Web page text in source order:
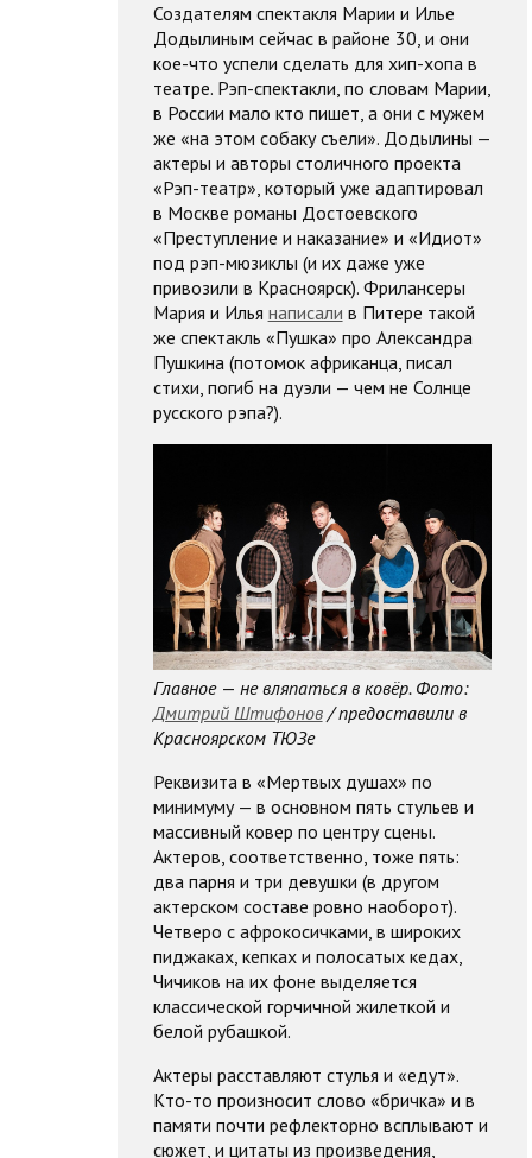
Создателям спектакля Марии и Илье
Додылиным сейчас в районе 30, и они
кое-что успели сделать для хип-хопа в
театре. Рэп-спектакли, по словам Марии,
в России мало кто пишет, а они с мужем
же «на этом собаку съели». Додылины —
актеры и авторы столичного проекта
«Рэп-театр», который уже адаптировал
в Москве романы Достоевского
«Преступление и наказание» и «Идиот»
под рэп-мюзиклы (и их даже уже
привозили в Красноярск). Фрилансеры
Мария и Илья написали в Питере такой
же спектакль «Пушка» про Александра
Пушкина (потомок африканца, писал
стихи, погиб на дуэли — чем не Солнце
русского рэпа?).
Главное — не вляпаться в ковёр. Фото:
Дмитрий Штифонов/ предоставили в
Красноярском ТЮЗе
Реквизита в «Мертвых душах» по
минимуму — в основном пять стульев и
массивный ковер по центру сцены.
Актеров, соответственно, тоже пять:
два парня и три девушки (в другом
актерском составе ровно наоборот).
Четверо с афрокосичками, в широких
пиджаках, кепках и полосатых кедах,
Чичиков на их фоне выделяется
классической горчичной жилеткой и
белой рубашкой.
Актеры расставляют стулья и «едут».
Кто-то произносит слово «бричка» и в
памяти почти рефлекторно всплывают и
сюжет, и цитаты из произведения,